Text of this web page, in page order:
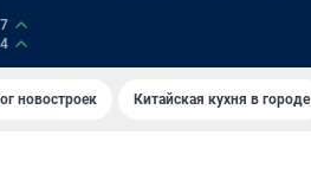
новостроек Китайская кухня в городе